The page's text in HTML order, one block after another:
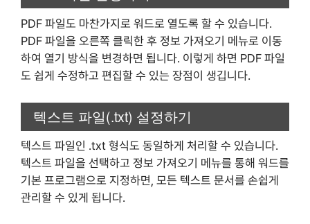
PDF 파일도 마찬가지로 워드로 열도록 할 수 있습니다.
PDF 파일을 오른쪽 클릭한 후 정보 가져오기 메뉴로 이동
하여 열기 방식을 변경하면 됩니다. 이렇게 하면 PDF 파일
도 쉽게 수정하고 편집할 수 있는 장점이 생깁니다.
텍스트 파일(.txt) 설정하기
텍스트 파일인 .txt 형식도 동일하게 처리할 수 있습니다.
텍스트 파일을 선택하고 정보 가져오기 메뉴를 통해 워드를
기본 프로그램으로 지정하면, 모든 텍스트 문서를 손쉽게
관리할 수 있게 됩니다.